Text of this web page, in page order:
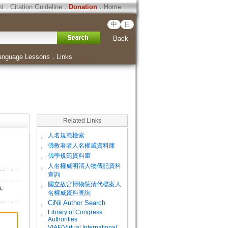
．Citation Guideline．Donation．Home
中 日
Back
Lessons ． Links
Related Links
。 人名規範檢索
。 佛教著者人名權威資料庫
。 佛學規範資料庫
。
人名權威明清人物傳記資料
查詢
。
國立故宮博物院清代檔案人
名權威資料查詢
。
CiNii Author Search
。
Library of Congress
Authorities